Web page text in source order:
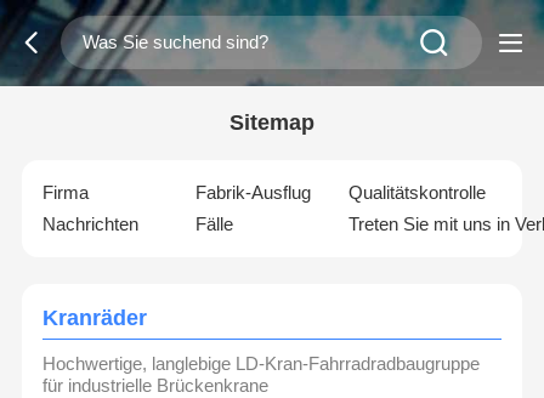
Sitemap
Firma Fabrik-Ausflug
Qualitätskontrolle
Nachrichten
Fälle Treten Sie mit uns in
Kranräder
Hochwertige, langlebige LD-Kran-Fahrradradbaugruppe
für industrielle Brückenkrane